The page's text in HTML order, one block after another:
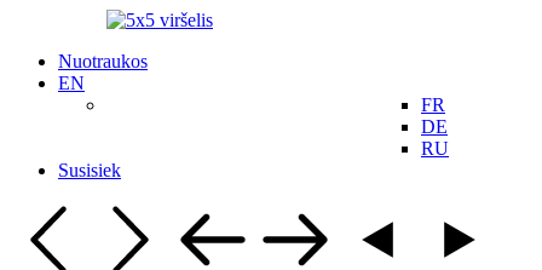
Nuotraukos
EN
FR
DE
RU
Susisiek